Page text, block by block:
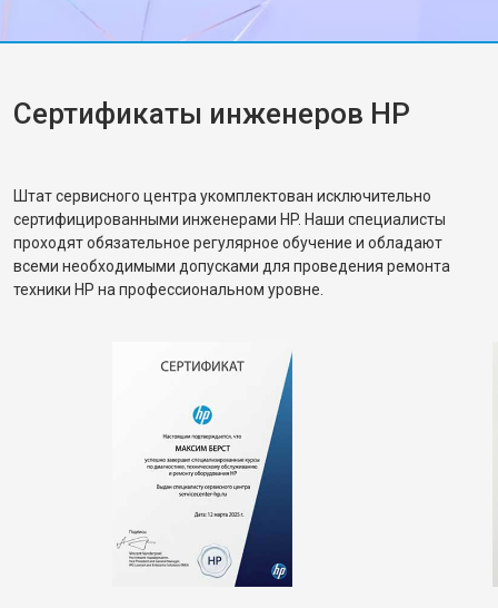
Сертификаты инженеров HP
Штат сервисного центра укомплектован исключительно
сертифицированными инженерами HP. Наши специалисты
проходят обязательное регулярное обучение и обладают
всеми необходимыми допусками для проведения ремонта
техники HP на профессиональном уровне.